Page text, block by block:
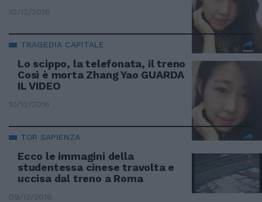
10/12/2016
TRAGEDIA CAPITALE
Lo scippo, la telefonata, il treno
Così è morta Zhang Yao GUARDA
IL VIDEO
10/12/2016
TOR SAPIENZA
Ecco le immagini della
studentessa cinese travolta e
uccisa dal treno a Roma
09/12/2016